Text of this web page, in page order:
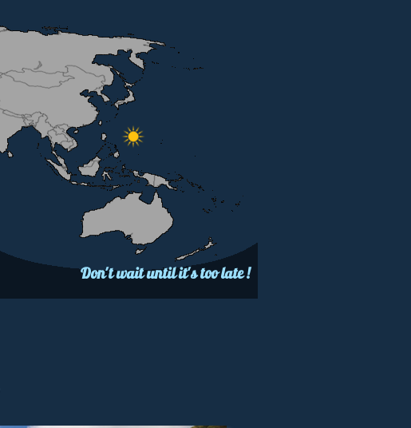
Don't wait until it's too late !